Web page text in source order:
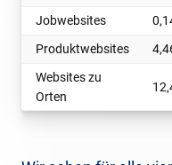
Jobwebsites
Produktwebsites
Websites zu
Orten